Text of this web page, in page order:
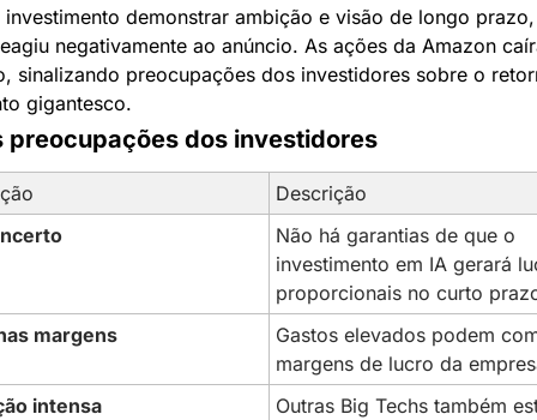
investimento demonstrar ambição e visão de longo
negativamente ao anúncio. As ações da Amazon
sinalizando preocupações dos investidores sobre o
gigantesco.
preocupações dos investidores
Descrição
Não há garantias de que o
investimento em IA gerará
proporcionais no curto
margens
Gastos elevados podem
margens de lucro da
intensa
Outras Big Techs também